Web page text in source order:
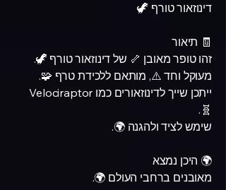
דינוזאור טורף 🦖
🧾 תיאור
זהו טופר מאובן 🦴 של דינוזאור טורף 🦖.
מעוקל וחד ⚠️, מותאם ללכידת טרף 🧩.
ייתכן שייך לדינוזאורים כמו Velociraptor
🧬.
שימש לציד ולהגנה 🌍.
🌍 היכן נמצא
מאובנים ברחבי העולם 🌍.